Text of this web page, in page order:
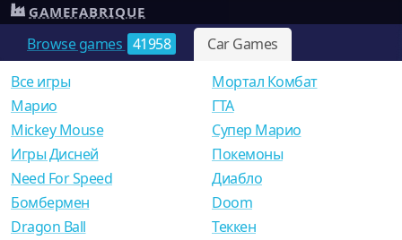
Browse games 41958 Car Games
GAMEFABRIQUE
Все игры
Mарио
Mickey Mouse
Игры Дисней
Need For Speed
Мортал Комбат
ГТА
Супер Марио
Покемоны
Диабло
Бомбермен
Dragon Ball
Doom
Теккен